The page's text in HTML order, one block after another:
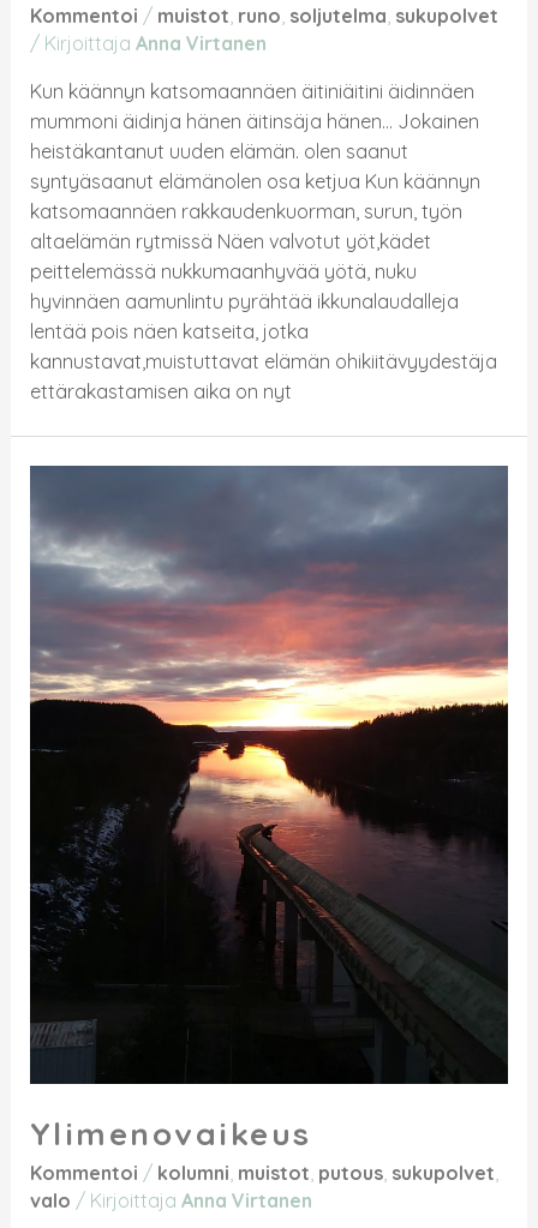
Kommentoi / muistot, runo, soljutelma, sukupolvet
/ Kirjoittaja Anna Virtanen
Kun käännyn katsomaannäen äitiniäitini äidinnäen
mummoni äidinja hänen äitinsäja hänen… Jokainen
heistäkantanut uuden elämän. olen saanut
syntyäsaanut elämänolen osa ketjua Kun käännyn
katsomaannäen rakkaudenkuorman, surun, työn
altaelämän rytmissä Näen valvotut yöt,kädet
peittelemässä nukkumaanhyvää yötä, nuku
hyvinnäen aamunlintu pyrähtää ikkunalaudalleja
lentää pois näen katseita, jotka
kannustavat,muistuttavat elämän ohikiitävyydestäja
ettärakastamisen aika on nyt
Ylimenovaikeus
Kommentoi / kolumni, muistot, putous, sukupolvet,
valo / Kirjoittaja Anna Virtanen